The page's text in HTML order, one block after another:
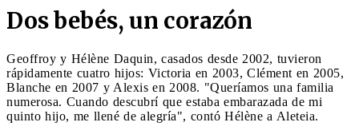
Dos bebés, un corazón
Geoffroy y Hélène Daquin, casados ​​desde 2002, tuvieron
rápidamente cuatro hijos: Victoria en 2003, Clément en 2005,
Blanche en 2007 y Alexis en 2008. "Queríamos una familia
numerosa. Cuando descubrí que estaba embarazada de mi
quinto hijo, me llené de alegría", contó Hélène a Aleteia.